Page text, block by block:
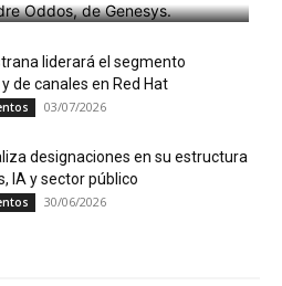
liderará el segmento
de canales en Red Hat
03/07/2026
designaciones en su estructura
IA y sector público
30/06/2026